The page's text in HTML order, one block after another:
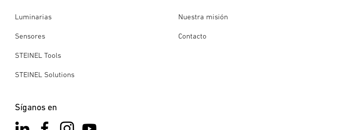
Luminarias
Sensores
STEINEL Tools
STEINEL Solutions
Nuestra misión
Contacto
Síganos en